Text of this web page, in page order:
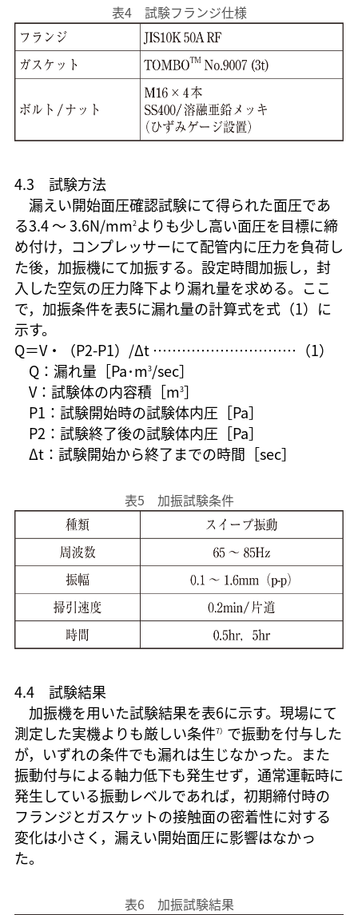
表4 試験フランジ仕様
4.3 試験方法
漏えい開始面圧確認試験にて得られた面圧であ
る3.4 ～ 3.6N/mm2よりも少し高い面圧を目標に締
め付け，コンプレッサーにて配管内に圧力を負荷し
た後，加振機にて加振する。設定時間加振し，封
入した空気の圧力降下より漏れ量を求める。ここ
で，加振条件を表5に漏れ量の計算式を式（1）に
示す。
Q＝V・（P2-P1）/Δt …………………………（1）
Q：漏れ量［Pa･m3/sec］
V：試験体の内容積［m3］
P1：試験開始時の試験体内圧［Pa］
P2：試験終了後の試験体内圧［Pa］
Δt：試験開始から終了までの時間［sec］
表5 加振試験条件
4.4 試験結果
加振機を用いた試験結果を表6に示す。現場にて
測定した実機よりも厳しい条件7） で振動を付与した
が，いずれの条件でも漏れは生じなかった。また
振動付与による軸力低下も発生せず，通常運転時に
発生している振動レベルであれば，初期締付時の
フランジとガスケットの接触面の密着性に対する
変化は小さく，漏えい開始面圧に影響はなかっ
た。
表6 加振試験結果